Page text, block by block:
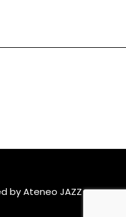
by Ateneo JAZZ